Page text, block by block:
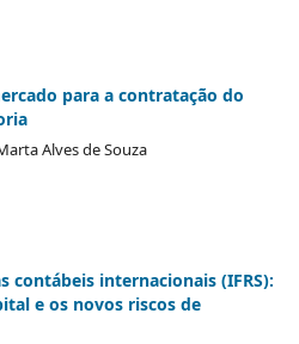
para a contratação do
Alves de Souza
contábeis internacionais (IFRS):
e os novos riscos de